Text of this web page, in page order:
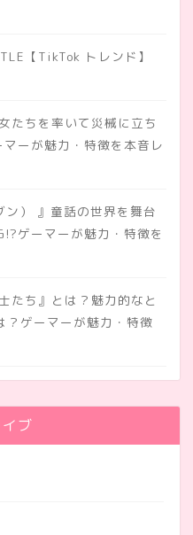
【TikTok トレンド】
たちを率いて災械に立ち
ーが魅力・特徴を本音レ
ン） 』童話の世界を舞台
ゲーマーが魅力・特徴を
たち』とは？魅力的なと
？ゲーマーが魅力・特徴
ブ